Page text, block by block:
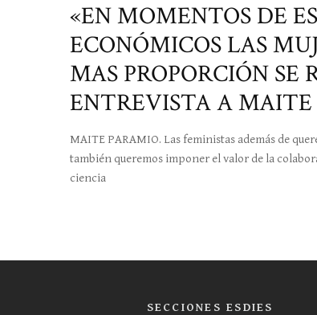
«EN MOMENTOS DE
ECONÓMICOS LAS
MAS PROPORCIÓN SE
ENTREVISTA A
MAITE PARAMIO. Las feministas además de
también queremos imponer el valor de la
ciencia
SECCIONES ESDIES